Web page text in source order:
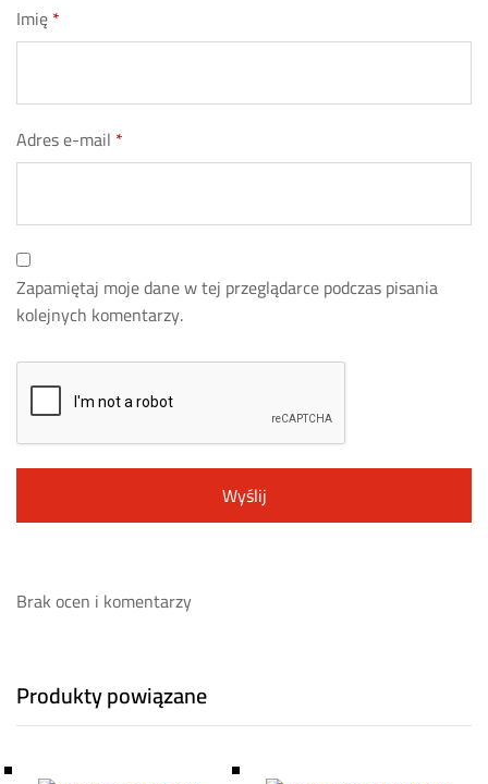
Imię*
Adres e-mail *
Zapamiętaj moje dane w tej przeglądarce podczas pisania
kolejnych komentarzy.
Brak ocen i komentarzy
Produkty powiązane